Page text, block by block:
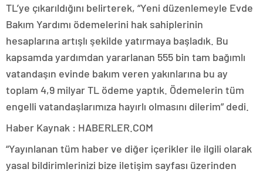
TL’ye çıkarıldığını belirterek, “Yeni düzenlemeyle Evde
Bakım Yardımı ödemelerini hak sahiplerinin
hesaplarına artışlı şekilde yatırmaya başladık. Bu
kapsamda yardımdan yararlanan 555 bin tam bağımlı
vatandaşın evinde bakım veren yakınlarına bu ay
toplam 4,9 milyar TL ödeme yaptık. Ödemelerin tüm
engelli vatandaşlarımıza hayırlı olmasını dilerim” dedi.
Haber Kaynak : HABERLER.COM
“Yayınlanan tüm haber ve diğer içerikler ile ilgili olarak
yasal bildirimlerinizi bize iletişim sayfası üzerinden